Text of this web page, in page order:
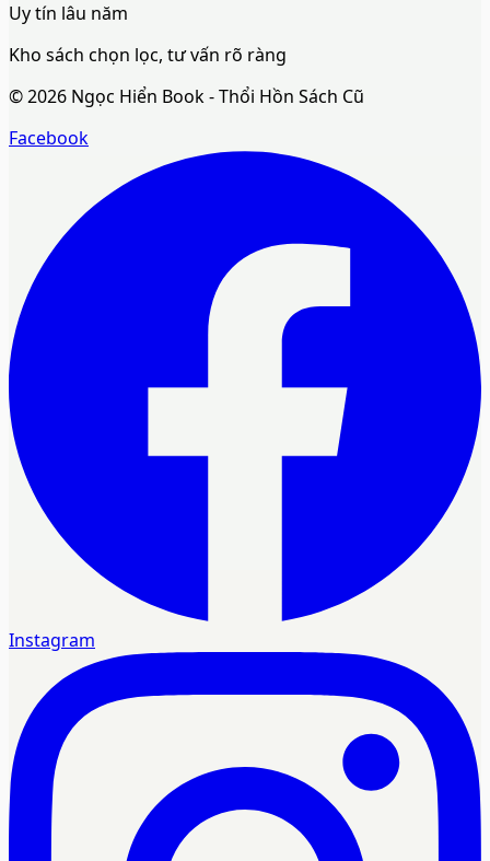
Uy tín lâu năm
Kho sách chọn lọc, tư vấn rõ ràng
©2026 Ngọc Hiển Book - Thổi Hồn Sách Cũ
Facebook
Instagram